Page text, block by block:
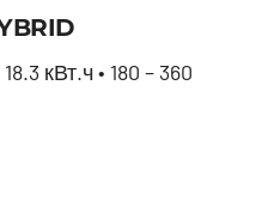
кВт.ч • 180 – 360